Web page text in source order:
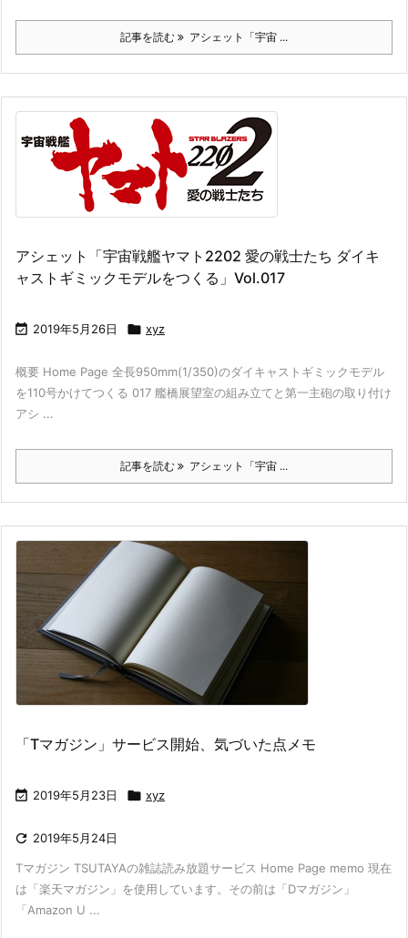
記事を読む アシェット「宇宙 ...
アシェット「宇宙戦艦ヤマト2202 愛の戦士たち ダイキ
ャストギミックモデルをつくる」Vol.017
 2019年5月26日  xyz
概要 Home Page 全長950mm(1/350)のダイキャストギミックモデル
を110号かけてつくる 017 艦橋展望室の組み立てと第一主砲の取り付け
アシ ...
記事を読む アシェット「宇宙 ...
「Tマガジン」サービス開始、気づいた点メモ
 2019年5月23日  xyz
 2019年5月24日
Tマガジン TSUTAYAの雑誌読み放題サービス Home Page memo 現在
は「楽天マガジン」を使用しています。その前は「Dマガジン」
「Amazon U ...